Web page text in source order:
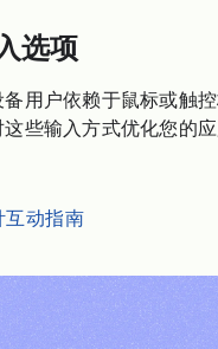
选项
用户依赖于鼠标或触
些输入方式优化您的
互动指南